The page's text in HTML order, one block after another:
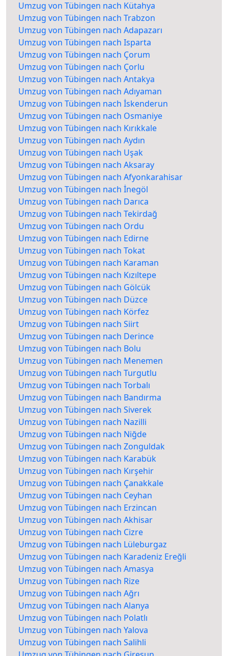
Umzug von Tübingen nach Kütahya
Umzug von Tübingen nach Trabzon
Umzug von Tübingen nach Adapazarı
Umzug von Tübingen nach Isparta
Umzug von Tübingen nach Çorum
Umzug von Tübingen nach Çorlu
Umzug von Tübingen nach Antakya
Umzug von Tübingen nach Adıyaman
Umzug von Tübingen nach İskenderun
Umzug von Tübingen nach Osmaniye
Umzug von Tübingen nach Kırıkkale
Umzug von Tübingen nach Aydın
Umzug von Tübingen nach Uşak
Umzug von Tübingen nach Aksaray
Umzug von Tübingen nach Afyonkarahisar
Umzug von Tübingen nach İnegöl
Umzug von Tübingen nach Darıca
Umzug von Tübingen nach Tekirdağ
Umzug von Tübingen nach Ordu
Umzug von Tübingen nach Edirne
Umzug von Tübingen nach Tokat
Umzug von Tübingen nach Karaman
Umzug von Tübingen nach Kızıltepe
Umzug von Tübingen nach Gölcük
Umzug von Tübingen nach Düzce
Umzug von Tübingen nach Körfez
Umzug von Tübingen nach Siirt
Umzug von Tübingen nach Derince
Umzug von Tübingen nach Bolu
Umzug von Tübingen nach Menemen
Umzug von Tübingen nach Turgutlu
Umzug von Tübingen nach Torbalı
Umzug von Tübingen nach Bandırma
Umzug von Tübingen nach Siverek
Umzug von Tübingen nach Nazilli
Umzug von Tübingen nach Niğde
Umzug von Tübingen nach Zonguldak
Umzug von Tübingen nach Karabük
Umzug von Tübingen nach Kırşehir
Umzug von Tübingen nach Çanakkale
Umzug von Tübingen nach Ceyhan
Umzug von Tübingen nach Erzincan
Umzug von Tübingen nach Akhisar
Umzug von Tübingen nach Cizre
Umzug von Tübingen nach Lüleburgaz
Umzug von Tübingen nach Karadeniz Ereğli
Umzug von Tübingen nach Amasya
Umzug von Tübingen nach Rize
Umzug von Tübingen nach Ağrı
Umzug von Tübingen nach Alanya
Umzug von Tübingen nach Polatlı
Umzug von Tübingen nach Yalova
Umzug von Tübingen nach Salihli